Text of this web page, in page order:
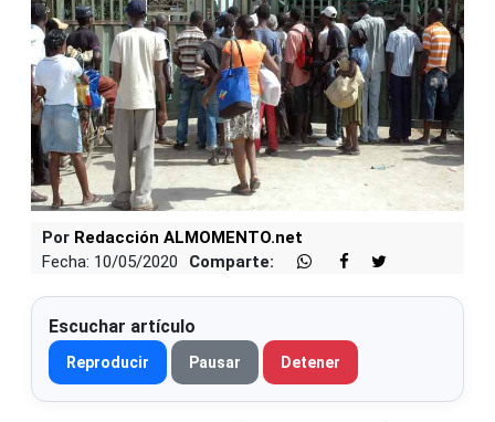
Por Redacción ALMOMENTO.net
Fecha: 10/05/2020
Comparte:
Escuchar artículo
Reproducir Pausar Detener